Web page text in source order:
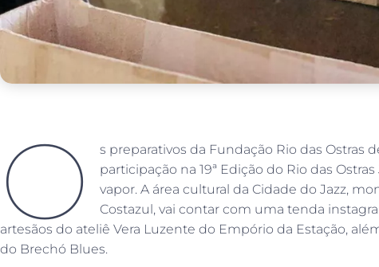
O
s preparativos da Fundação Rio das Ostras
participação na 19ª Edição do Rio das
vapor. A área cultural da Cidade do Jazz,
Costazul, vai contar com uma tenda
artesãos do ateliê Vera Luzente do Empório da Estação,
do Brechó Blues.